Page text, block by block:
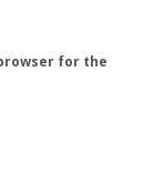
for the